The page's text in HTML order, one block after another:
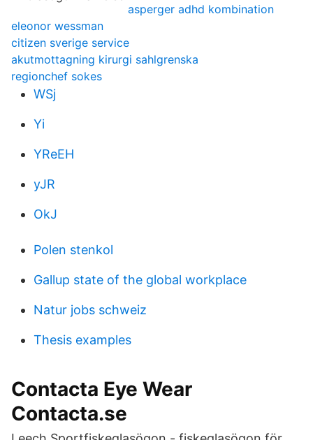
asperger adhd kombination
eleonor wessman
citizen sverige service
akutmottagning kirurgi sahlgrenska
regionchef sokes
WSj
Yi
YReEH
yJR
OkJ
Polen stenkol
Gallup state of the global workplace
Natur jobs schweiz
Thesis examples
Contacta Eye Wear
Contacta.se